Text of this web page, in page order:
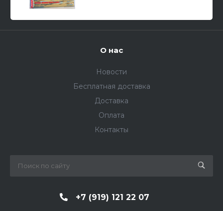
О нас
Новости
Бесплатная доставка
Доставка
Оплата
Контакты
+7 (919) 121 22 07